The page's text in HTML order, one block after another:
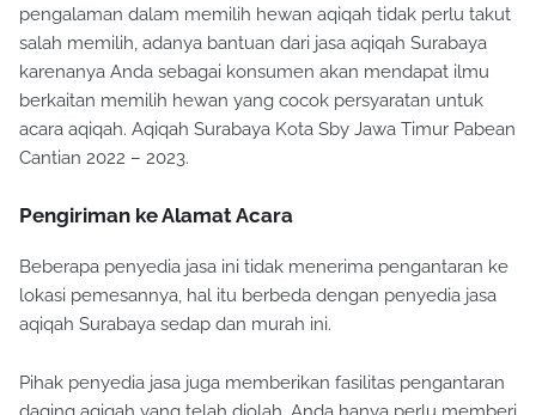
pengalaman dalam memilih hewan aqiqah tidak perlu takut
salah memilih, adanya bantuan dari jasa aqiqah Surabaya
karenanya Anda sebagai konsumen akan mendapat ilmu
berkaitan memilih hewan yang cocok persyaratan untuk
acara aqiqah. Aqiqah Surabaya Kota Sby Jawa Timur Pabean
Cantian 2022 – 2023.
Pengiriman ke Alamat Acara
Beberapa penyedia jasa ini tidak menerima pengantaran ke
lokasi pemesannya, hal itu berbeda dengan penyedia jasa
aqiqah Surabaya sedap dan murah ini.
Pihak penyedia jasa juga memberikan fasilitas pengantaran